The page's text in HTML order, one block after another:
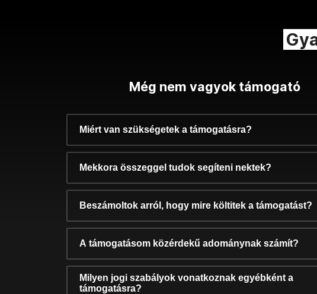
Még nem vagyok támogató
Miért van szükségetek a támogatásra?
Mekkora összeggel tudok segíteni nektek?
Beszámoltok arról, hogy mire költitek a támogatást?
A támogatásom közérdekű adománynak számít?
Milyen jogi szabályok vonatkoznak egyébként a
támogatásra?